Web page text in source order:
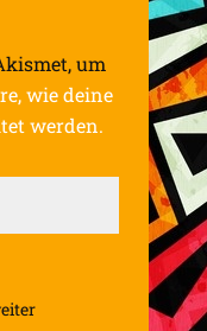
um
wie deine
werden.